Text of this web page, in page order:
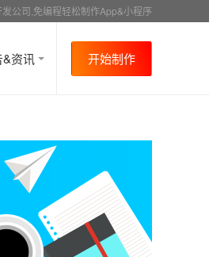
公司,免编程轻松制作App&小程序
&资讯 开始制作